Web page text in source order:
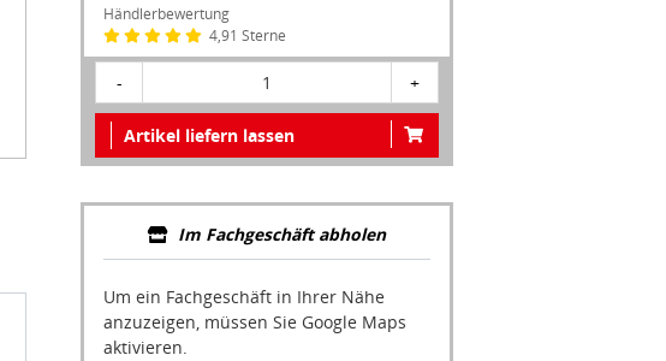
Händlerbewertung
4,91 Sterne
- 1 +
Artikel liefern lassen
Im Fachgeschäft abholen
Um ein Fachgeschäft in Ihrer Nähe
anzuzeigen, müssen Sie Google Maps
aktivieren.